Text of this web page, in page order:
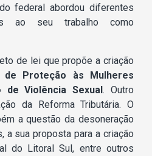
federal abordou diferentes
ao seu trabalho como
de lei que propõe a criação
de Proteção às Mulheres
de Violência Sexual. Outro
da Reforma Tributária. O
a questão da desoneração
a sua proposta para a criação
do Litoral Sul, entre outros